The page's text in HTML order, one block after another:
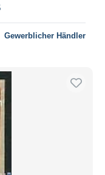
Gewerblicher Händler